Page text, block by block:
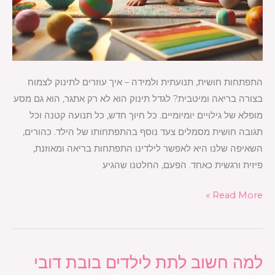
התפתחות חושית, תנועתית ולמידה – איך עוזרים לתינוק לצמוח
בצורה בריאה ומיטבית? לגדל תינוק הוא לא רק אתגר, הוא גם מסע
מופלא של גילויים יומיומיים. כל חיוך חדש, כל תנועה קטנה וכל
תגובה חושית מסמלים צעד נוסף בהתפתחותו של הילד. כהורים,
השאיפה שלנו היא לאפשר לילדינו התפתחות בריאה ומאוזנת,
פיזית ורגשית כאחד. הפעם, החלטנו שהגיע
Read More »
למה חשוב לתת לילדים בובת דובי
למה